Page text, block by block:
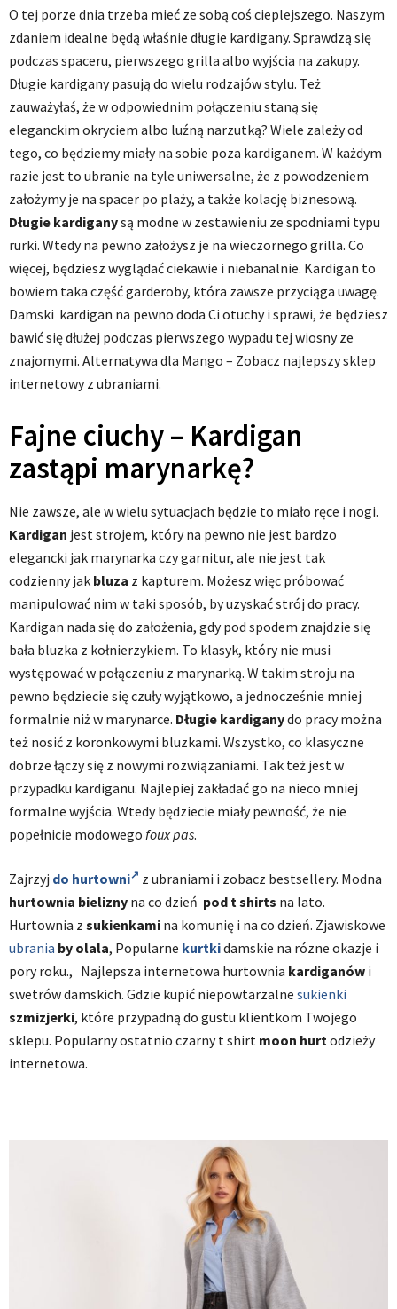
O tej porze dnia trzeba mieć ze sobą coś cieplejszego. Naszym
zdaniem idealne będą właśnie długie kardigany. Sprawdzą się
podczas spaceru, pierwszego grilla albo wyjścia na zakupy.
Długie kardigany pasują do wielu rodzajów stylu. Też
zauważyłaś, że w odpowiednim połączeniu staną się
eleganckim okryciem albo luźną narzutką? Wiele zależy od
tego, co będziemy miały na sobie poza kardiganem. W każdym
razie jest to ubranie na tyle uniwersalne, że z powodzeniem
założymy je na spacer po plaży, a także kolację biznesową.
Długie kardiganysą modne w zestawieniu ze spodniami typu
rurki. Wtedy na pewno założysz je na wieczornego grilla. Co
więcej, będziesz wyglądać ciekawie i niebanalnie. Kardigan to
bowiem taka część garderoby, która zawsze przyciąga uwagę.
Damski kardigan na pewno doda Ci otuchy i sprawi, że będziesz
bawić się dłużej podczas pierwszego wypadu tej wiosny ze
znajomymi. Alternatywa dla Mango – Zobacz najlepszy sklep
internetowy z ubraniami.
Fajne ciuchy – Kardigan
zastąpi marynarkę?
Nie zawsze, ale w wielu sytuacjach będzie to miało ręce i nogi.
Kardigan jest strojem, który na pewno nie jest bardzo
elegancki jak marynarka czy garnitur, ale nie jest tak
codzienny jak bluza z kapturem. Możesz więc próbować
manipulować nim w taki sposób, by uzyskać strój do pracy.
Kardigan nada się do założenia, gdy pod spodem znajdzie się
bała bluzka z kołnierzykiem. To klasyk, który nie musi
występować w połączeniu z marynarką. W takim stroju na
pewno będziecie się czuły wyjątkowo, a jednocześnie mniej
formalnie niż w marynarce. Długie kardiganydo pracy można
też nosić z koronkowymi bluzkami. Wszystko, co klasyczne
dobrze łączy się z nowymi rozwiązaniami. Tak też jest w
przypadku kardiganu. Najlepiej zakładać go na nieco mniej
formalne wyjścia. Wtedy będziecie miały pewność, że nie
popełnicie modowego foux pas.
Zajrzyj do hurtowni
z ubraniami i zobacz bestsellery. Modna
hurtownia bielizny na co dzień pod t shirts na lato.
Hurtownia z sukienkami na komunię i na co dzień. Zjawiskowe
ubrania by olala, Popularne kurtkidamskie na rózne okazje i
pory roku., Najlepsza internetowa hurtownia kardiganów i
swetrów damskich. Gdzie kupić niepowtarzalne sukienki
szmizjerki, które przypadną do gustu klientkom Twojego
sklepu. Popularny ostatnio czarny t shirt moon hurt odzieży
internetowa.